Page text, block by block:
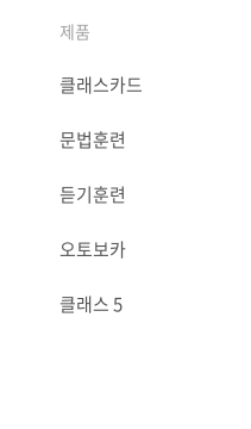
제품
클래스카드
문법훈련
듣기훈련
오토보카
클래스 5